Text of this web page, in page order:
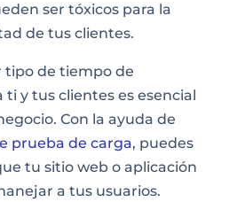
ser tóxicos para la
de tus clientes.
tipo de tiempo de
y tus clientes es esencial
Con la ayuda de
prueba de carga, puedes
tu sitio web o aplicación
a tus usuarios.